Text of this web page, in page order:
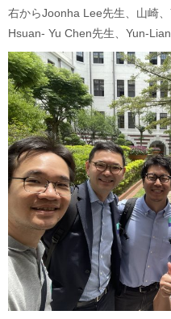
右からJoonha Lee先生、山崎
Hsuan- Yu Chen先生、 Yun-